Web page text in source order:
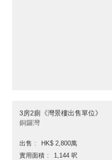
3房2廁《灣景樓出售單位》
銅鑼灣
出售
HK$ 2,800萬
實用面積
1,144 呎